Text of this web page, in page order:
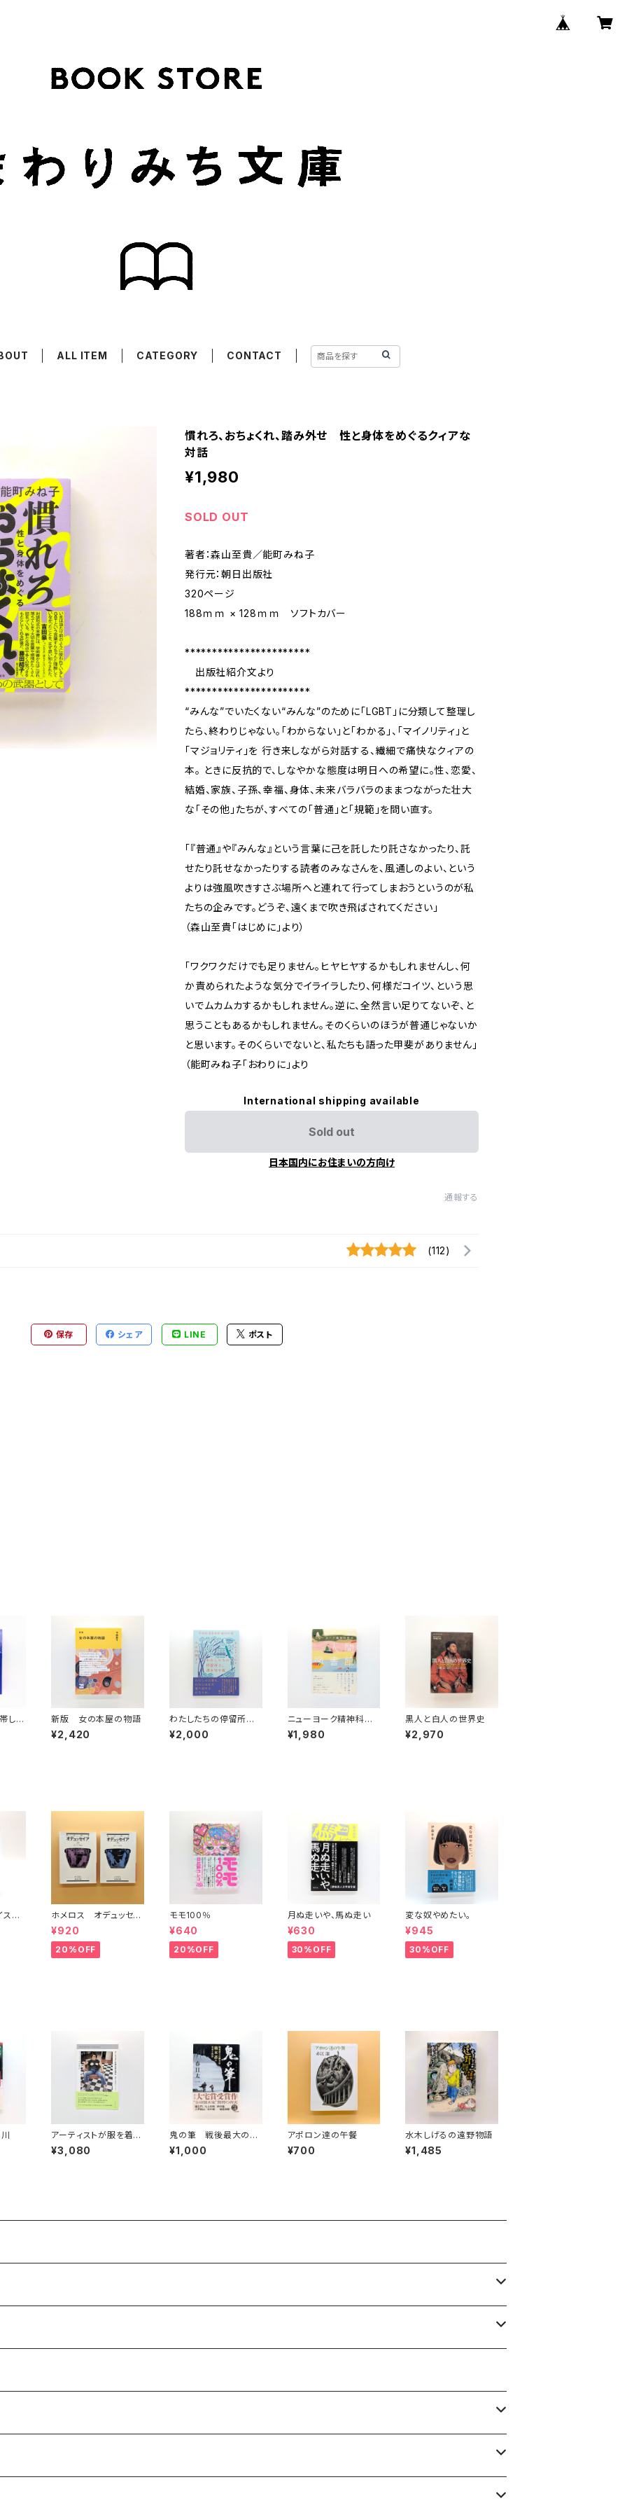
ALL ITEM CATEGORY CONTACT
慣れろ、おちょくれ、踏み外せ 性と身体をめぐるクィアな
対話
¥1,980
SOLD OUT
著者：森山至貴／能町みね子
発行元：朝日出版社
320ページ
188ｍｍ × 128ｍｍ ソフトカバー
***********************
出版社紹介文より
***********************
“みんな”でいたくない“みんな”のために「LGBT」に分類して整理し
たら、終わりじゃない。「わからない」と「わかる」、「マイノリティ」と
「マジョリティ」を 行き来しながら対話する、繊細で痛快なクィアの
本。 ときに反抗的で、しなやかな態度は明日への希望に――。性、恋愛、
結婚、家族、子孫、幸福、身体、未来――バラバラのままつながった壮大
な「その他」たちが、すべての「普通」と「規範」を問い直す。
「『普通』や『みんな』という言葉に己を託したり託さなかったり、託
せたり託せなかったりする読者のみなさんを、風通しのよい、という
よりは強風吹きすさぶ場所へと連れて行ってしまおうというのが私
たちの企みです。どうぞ、遠くまで吹き飛ばされてください」
（森山至貴「はじめに」より）
「ワクワクだけでも足りません。ヒヤヒヤするかもしれませんし、何
か責められたような気分でイライラしたり、何様だコイツ、という思
いでムカムカするかもしれません。逆に、全然言い足りてないぞ、と
思うこともあるかもしれません。そのくらいのほうが普通じゃないか
と思います。そのくらいでないと、私たちも語った甲斐がありません」
（能町みね子「おわりに」より
International shipping available
Sold out
日本国内にお住まいの方向け
通報する
(112)
保存 シェア LINE ポスト
して
新版 女の本屋の物語
¥2,420
わたしたちの停留所と、
書き写す夜
¥2,000
ニューヨーク精神科医
の人間図書館
¥1,980
黒人と白人の世界史
¥2,970
スタ
ホメロス オデュッセイ
ア(上)(下) （岩波文庫）
¥920
20%OFF
モモ100％
¥640
20%OFF
月ぬ走いや、馬ぬ走い
¥630
30%OFF
変な奴やめたい。
¥945
30%OFF
アーティストが服を着る
理由 表現と反抗のフ
ァッション
¥3,080
鬼の筆 戦後最大の脚
本家・橋本忍の栄光と
挫折
¥1,000
アポロン達の午餐
¥700
水木しげるの遠野物語
¥1,485